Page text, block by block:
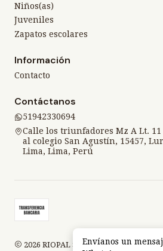
Niños(as)
Juveniles
Zapatos escolares
Información
Contacto
Contáctanos
51942330694
Calle los triunfadores Mz A Lt.
al colegio San Agustín, 15457,
Lima, Lima, Perú
2026 RIOPAL SPORT.Envíanos un